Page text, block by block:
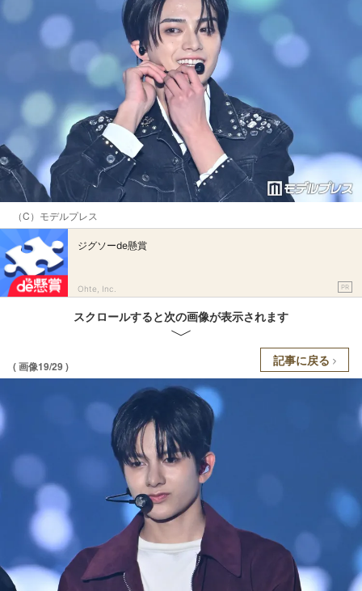
（C）モデルプレス
ジグソーde懸賞
Ohte, Inc. PR
スクロールすると次の画像が表示されます
( 画像19/29 ) 記事に戻る